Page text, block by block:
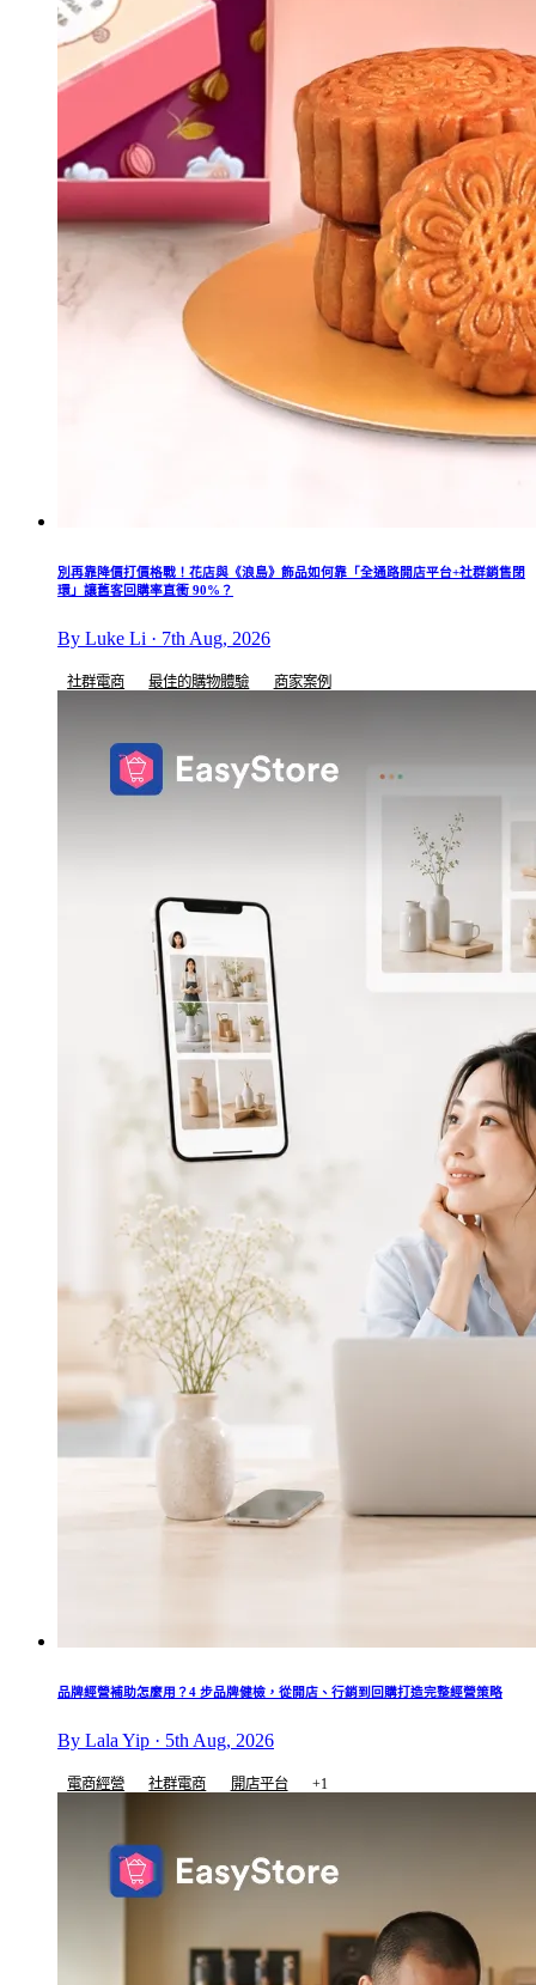
別再靠降價打價格戰！花店與《浪島》飾品如何靠「全通路開店平台+社群銷售閉
環」讓舊客回購率直衝 90%？
By Luke Li · 7th Aug, 2026
社群電商 最佳的購物體驗 商家案例
品牌經營補助怎麼用？4 步品牌健檢，從開店、行銷到回購打造完整經營策略
By Lala Yip · 5th Aug, 2026
電商經營 社群電商 開店平台 +1